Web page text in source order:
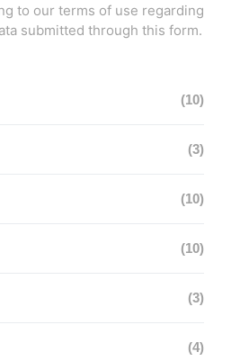
to our terms of use regarding
submitted through this form.
(10)
(3)
(10)
(10)
(3)
(4)